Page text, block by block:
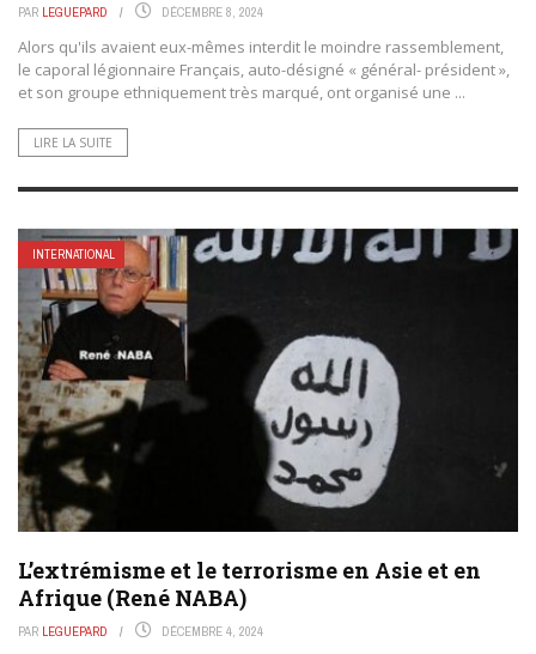
PAR LEGUEPARD DÉCEMBRE 8, 2024
Alors qu'ils avaient eux-mêmes interdit le moindre rassemblement,
le caporal légionnaire Français, auto-désigné « général- président »,
et son groupe ethniquement très marqué, ont organisé une ...
LIRE LA SUITE
INTERNATIONAL
L’extrémisme et le terrorisme en Asie et en
Afrique (René NABA)
PAR LEGUEPARD DÉCEMBRE 4, 2024